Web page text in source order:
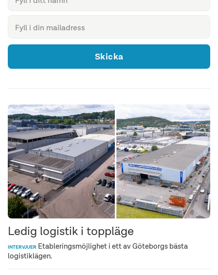
Skicka
Ledig logistik i toppläge
INTERVJUER Etableringsmöjlighet i ett av Göteborgs bästa
logistiklägen.